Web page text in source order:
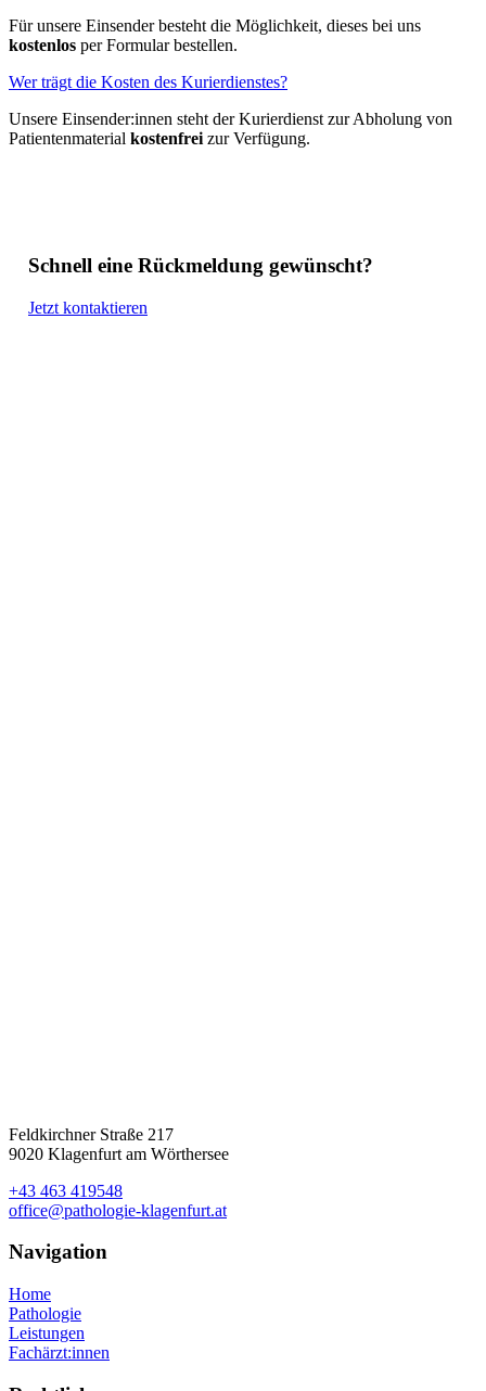
Für unsere Einsender besteht die Möglichkeit, dieses bei uns
kostenlos per Formular bestellen.
Wer trägt die Kosten des Kurierdienstes?
Unsere Einsender:innen steht der Kurierdienst zur Abholung von
Patientenmaterial kostenfrei zur Verfügung.
Schnell eine Rückmeldung gewünscht?
Jetzt kontaktieren
Feldkirchner Straße 217
9020 Klagenfurt am Wörthersee
+43 463 419548
office@pathologie-klagenfurt.at
Navigation
Home
Pathologie
Leistungen
Fachärzt:innen